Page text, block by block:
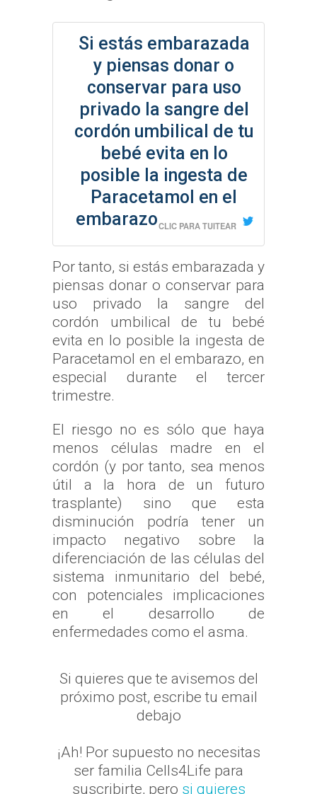
Si estás embarazada
y piensas donar o
conservar para uso
privado la sangre del
cordón umbilical de tu
bebé evita en lo
posible la ingesta de
Paracetamol en el
embarazoCLIC PARA TUITEAR
Por tanto, si estás embarazada y
piensas donar o conservar para
uso privado la sangre del
cordón umbilical de tu bebé
evita en lo posible la ingesta de
Paracetamol en el embarazo, en
especial durante el tercer
trimestre.
El riesgo no es sólo que haya
menos células madre en el
cordón (y por tanto, sea menos
útil a la hora de un futuro
trasplante) sino que esta
disminución podría tener un
impacto negativo sobre la
diferenciación de las células del
sistema inmunitario del bebé,
con potenciales implicaciones
en el desarrollo de
enfermedades como el asma.
Si quieres que te avisemos del
próximo post, escribe tu email
debajo
¡Ah! Por supuesto no necesitas
ser familia Cells4Life para
suscribirte, pero si quieres